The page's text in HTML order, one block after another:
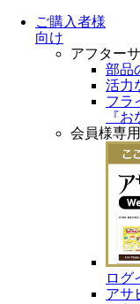
ご購入者様
向け
アフター
部品
活力
フラ
『
会員様専
ログ
アサ